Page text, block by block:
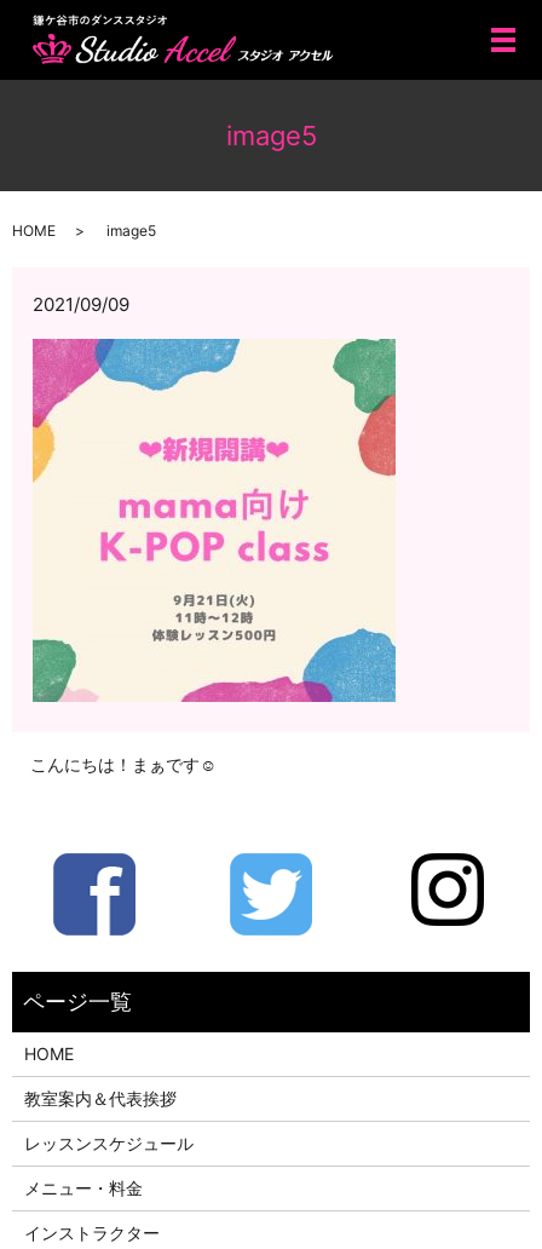
メ
image5
HOME image5
2021/09/09
こんにちは！まぁです☺️
HOME
教室案内＆代表挨拶
レッスンスケジュール
メニュー・料金
インストラクター